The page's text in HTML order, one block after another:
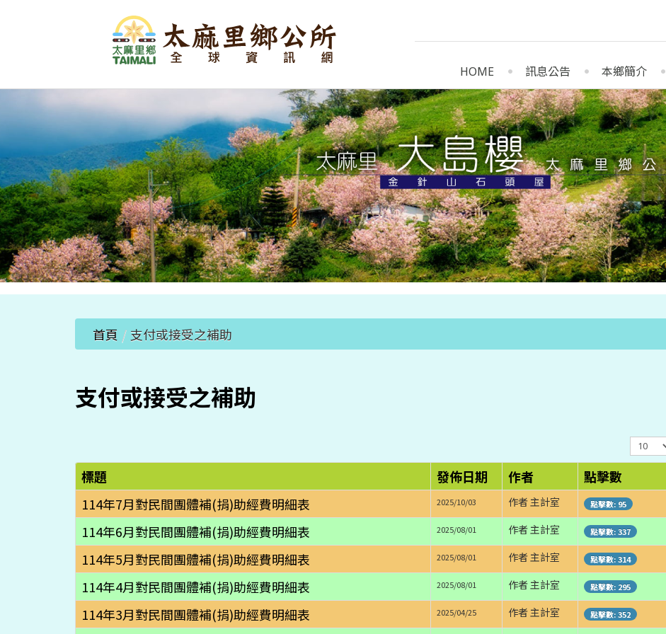
HOME 訊息公告 本鄉簡介
首頁 / 支付或接受之補助
支付或接受之補助
顯
示
數
標題 發佈日期 作者
點擊數
114年7月對民間團體補(捐)助經費明細表
2025/10/03 作者 主計室 點擊數: 95
114年6月對民間團體補(捐)助經費明細表 2025/08/01 作者 主計室 點擊數: 337
114年5月對民間團體補(捐)助經費明細表 2025/08/01 作者 主計室 點擊數: 314
114年4月對民間團體補(捐)助經費明細表 2025/08/01 作者 主計室 點擊數: 295
114年3月對民間團體補(捐)助經費明細表 2025/04/25 作者 主計室 點擊數: 352